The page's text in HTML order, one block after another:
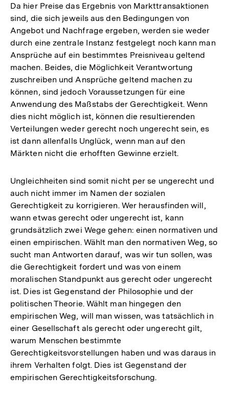
Da hier Preise das Ergebnis von Markttransaktionen
sind, die sich jeweils aus den Bedingungen von
Angebot und Nachfrage ergeben, werden sie weder
durch eine zentrale Instanz festgelegt noch kann man
Ansprüche auf ein bestimmtes Preisniveau geltend
machen. Beides, die Möglichkeit Verantwortung
zuschreiben und Ansprüche geltend machen zu
können, sind jedoch Voraussetzungen für eine
Anwendung des Maßstabs der Gerechtigkeit. Wenn
dies nicht möglich ist, können die resultierenden
Verteilungen weder gerecht noch ungerecht sein, es
ist dann allenfalls Unglück, wenn man auf den
Märkten nicht die erhofften Gewinne erzielt.
Ungleichheiten sind somit nicht per se ungerecht und
auch nicht immer im Namen der sozialen
Gerechtigkeit zu korrigieren. Wer herausfinden will,
wann etwas gerecht oder ungerecht ist, kann
grundsätzlich zwei Wege gehen: einen normativen und
einen empirischen. Wählt man den normativen Weg, so
sucht man Antworten darauf, was wir tun sollen, was
die Gerechtigkeit fordert und was von einem
moralischen Standpunkt aus gerecht oder ungerecht
ist. Dies ist Gegenstand der Philosophie und der
politischen Theorie. Wählt man hingegen den
empirischen Weg, will man wissen, was tatsächlich in
einer Gesellschaft als gerecht oder ungerecht gilt,
warum Menschen bestimmte
Gerechtigkeitsvorstellungen haben und was daraus in
ihrem Verhalten folgt. Dies ist Gegenstand der
empirischen Gerechtigkeitsforschung.